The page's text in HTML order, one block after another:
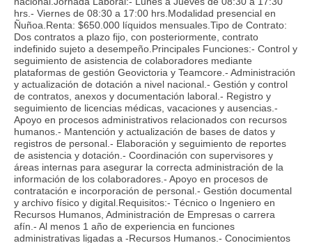
hrs.- Viernes de 08:30 a 17:00 hrs.Modalidad presencial en
Ñuñoa.Renta: $650.000 líquidos mensuales.Tipo de Contrato:
Dos contratos a plazo fijo, con posteriormente, contrato
indefinido sujeto a desempeño.Principales Funciones:- Control y
seguimiento de asistencia de colaboradores mediante
plataformas de gestión Geovictoria y Teamcore.- Administración
y actualización de dotación a nivel nacional.- Gestión y control
de contratos, anexos y documentación laboral.- Registro y
seguimiento de licencias médicas, vacaciones y ausencias.-
Apoyo en procesos administrativos relacionados con recursos
humanos.- Mantención y actualización de bases de datos y
registros de personal.- Elaboración y seguimiento de reportes
de asistencia y dotación.- Coordinación con supervisores y
áreas internas para asegurar la correcta administración de la
información de los colaboradores.- Apoyo en procesos de
contratación e incorporación de personal.- Gestión documental
y archivo físico y digital.Requisitos:- Técnico o Ingeniero en
Recursos Humanos, Administración de Empresas o carrera
afín.- Al menos 1 año de experiencia en funciones
administrativas ligadas a -Recursos Humanos.- Conocimientos